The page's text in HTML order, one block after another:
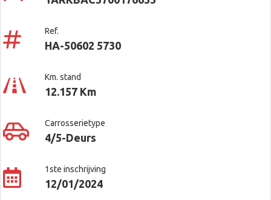
Ref.
HA-50602 5730
Km. stand
12.157 Km
Carrosserietype
4/5-Deurs
1ste inschrijving
12/01/2024